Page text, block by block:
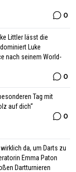
0
Littler lässt die
Luke
nach seinem World-
0
Tag mit
auf dich“
0
da, um Darts zu
Emma Paton
Dartturnieren